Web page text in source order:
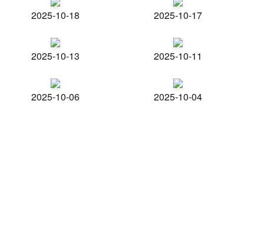
2025-10-18 2025-10-17
2025-10-13 2025-10-11
2025-10-06 2025-10-04